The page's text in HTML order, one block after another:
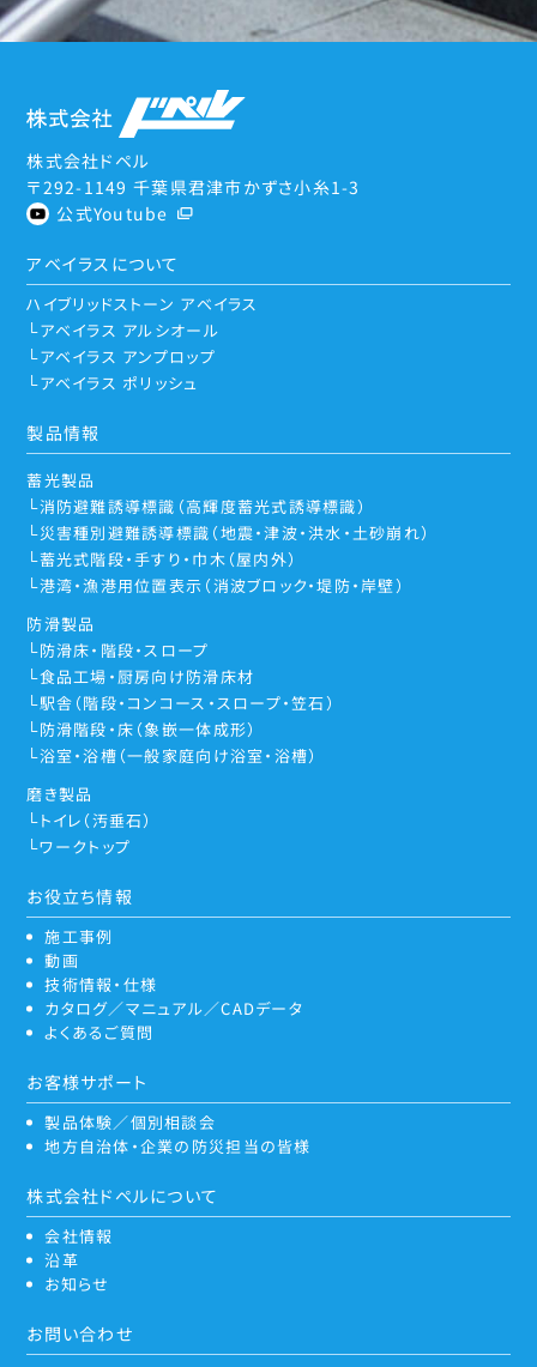
株式会社ドペル
〒292-1149 千葉県君津市かずさ小糸1-3
公式Youtube
アベイラスについて
ハイブリッドストーン アベイラス
アベイラス アルシオール
アベイラス アンプロップ
アベイラス ポリッシュ
製品情報
蓄光製品
消防避難誘導標識（高輝度蓄光式誘導標識）
災害種別避難誘導標識（地震・津波・洪水・土砂崩れ）
蓄光式階段・手すり・巾木（屋内外）
港湾・漁港用位置表示（消波ブロック・堤防・岸壁）
防滑製品
防滑床・階段・スロープ
食品工場・厨房向け防滑床材
駅舎（階段・コンコース・スロープ・笠石）
防滑階段・床（象嵌一体成形）
浴室・浴槽（一般家庭向け浴室・浴槽）
磨き製品
トイレ（汚垂石）
ワークトップ
お役立ち情報
施工事例
動画
技術情報・仕様
カタログ／マニュアル／CADデータ
よくあるご質問
お客様サポート
製品体験／個別相談会
地方自治体・企業の防災担当の皆様
株式会社ドペルについて
会社情報
沿革
お知らせ
お問い合わせ